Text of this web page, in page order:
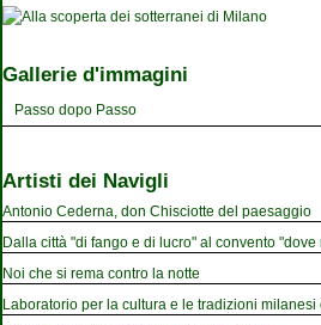
Gallerie d'immagini
Passo dopo Passo
Artisti dei Navigli
Antonio Cederna, don Chisciotte del paesaggio
Dalla città "di fango e di lucro" al convento
Noi che si rema contro la notte
Laboratorio per la cultura e le tradizioni milanesi